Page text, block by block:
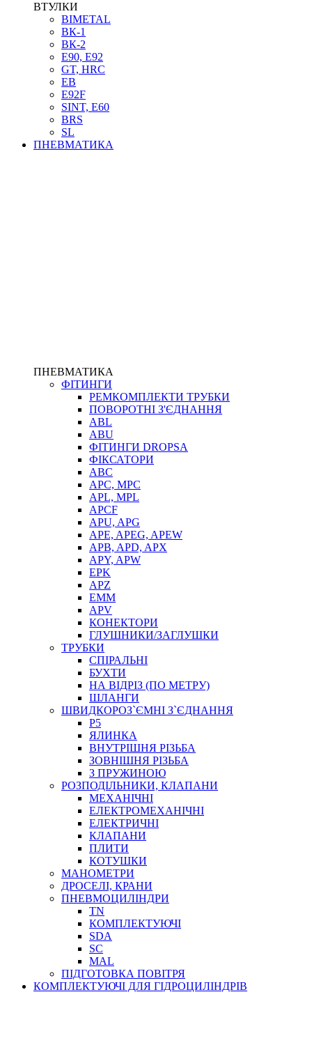
ВТУЛКИ
BIMETAL
ВК-1
ВК-2
Е90, E92
GT, HRC
EB
Е92F
SINT, E60
BRS
SL
ПНЕВМАТИКА
ПНЕВМАТИКА
ФІТИНГИ
РЕМКОМПЛЕКТИ ТРУБКИ
ПОВОРОТНІ З'ЄДНАННЯ
ABL
ABU
ФІТИНГИ DROPSA
ФІКСАТОРИ
ABC
APC, MPC
APL, MPL
APCF
APU, APG
APE, APEG, APEW
APB, APD, APX
APY, APW
EPK
APZ
EMM
APV
КОНЕКТОРИ
ГЛУШНИКИ/ЗАГЛУШКИ
ТРУБКИ
СПІРАЛЬНІ
БУХТИ
НА ВІДРІЗ (ПО МЕТРУ)
ШЛАНГИ
ШВИДКОРОЗ`ЄМНІ З`ЄДНАННЯ
P5
ЯЛИНКА
ВНУТРІШНЯ РІЗЬБА
ЗОВНІШНЯ РІЗЬБА
З ПРУЖИНОЮ
РОЗПОДІЛЬНИКИ, КЛАПАНИ
МЕХАНІЧНІ
ЕЛЕКТРОМЕХАНІЧНІ
ЕЛЕКТРИЧНІ
КЛАПАНИ
ПЛИТИ
КОТУШКИ
МАНОМЕТРИ
ДРОСЕЛІ, КРАНИ
ПНЕВМОЦИЛІНДРИ
TN
КОМПЛЕКТУЮЧІ
SDA
SC
MAL
ПІДГОТОВКА ПОВІТРЯ
КОМПЛЕКТУЮЧІ ДЛЯ ГІДРОЦИЛІНДРІВ